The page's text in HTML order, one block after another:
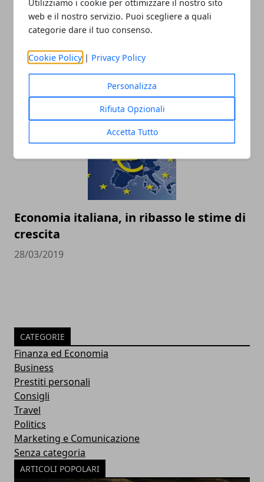
web e il nostro servizio. Puoi scegliere a quali
categorie dare il tuo consenso.
Cookie Policy | Privacy Policy
Personalizza
Rifiuta Opzionali
Accetta Tutto
La Smart diventa cinese, addio alla
Germania
Economia italiana, in ribasso le stime di
crescita
28/03/2019
CATEGORIE
Finanza ed Economia
Business
Prestiti personali
Consigli
Travel
Politics
Marketing e Comunicazione
Senza categoria
ARTICOLI POPOLARI